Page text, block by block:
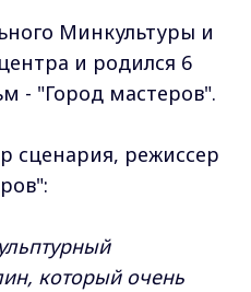
Минкультуры и
и родился 6
- "Город мастеров".
сценария, режиссер
который очень